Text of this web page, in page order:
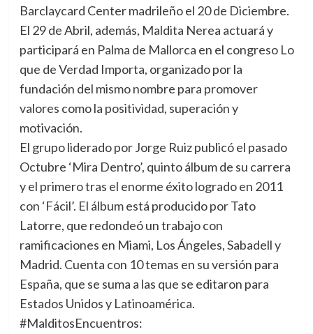
Barclaycard Center madrileño el 20 de Diciembre.
El 29 de Abril, además, Maldita Nerea actuará y
participará en Palma de Mallorca en el congreso Lo
que de Verdad Importa, organizado por la
fundación del mismo nombre para promover
valores como la positividad, superación y
motivación.
El grupo liderado por Jorge Ruiz publicó el pasado
Octubre ‘Mira Dentro’, quinto álbum de su carrera
y el primero tras el enorme éxito logrado en 2011
con ‘Fácil’. El álbum está producido por Tato
Latorre, que redondeó un trabajo con
ramificaciones en Miami, Los Ángeles, Sabadell y
Madrid. Cuenta con 10 temas en su versión para
España, que se suma a las que se editaron para
Estados Unidos y Latinoamérica.
#MalditosEncuentros: